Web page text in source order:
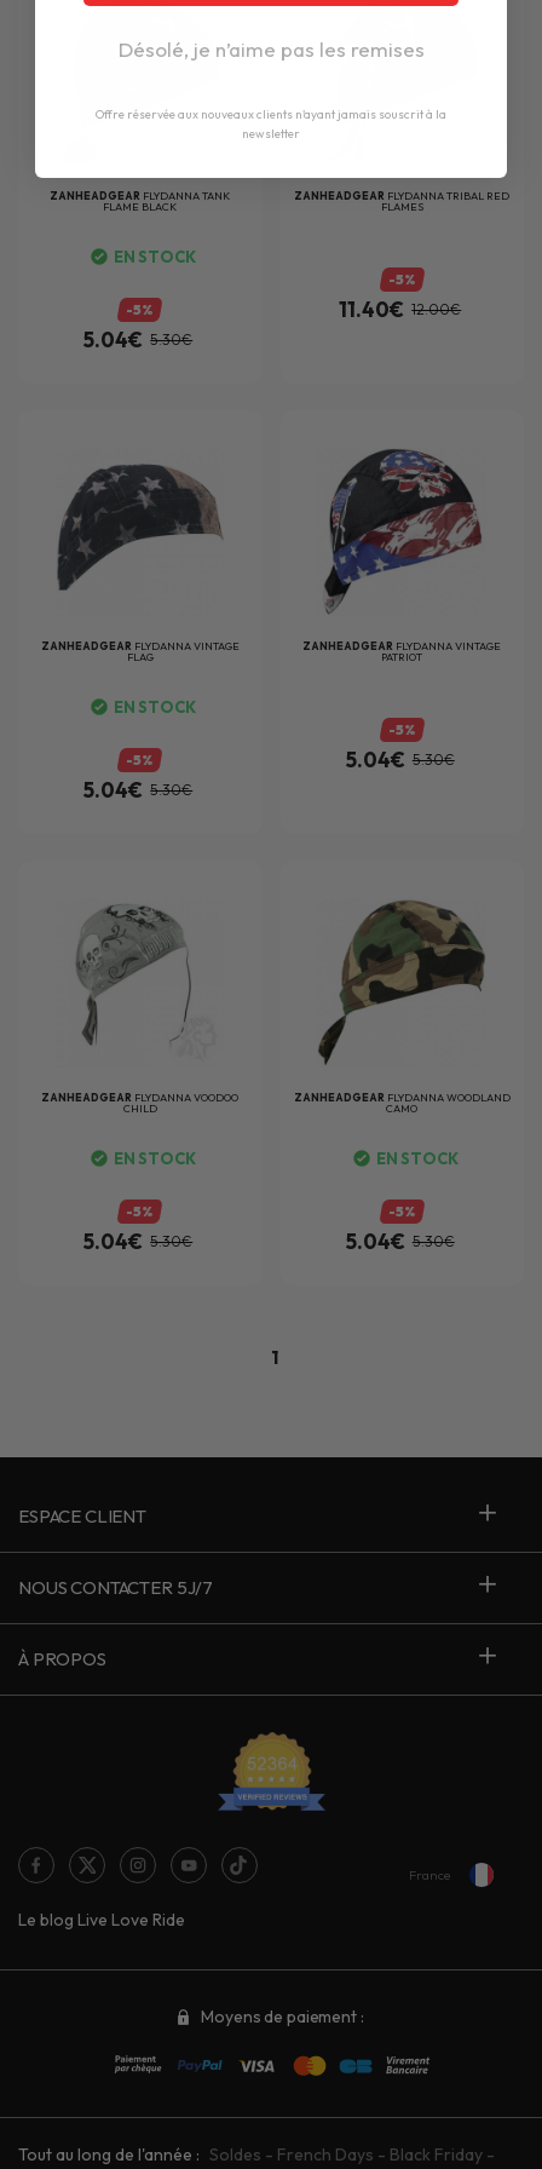
ZANHEADGEAR FLYDANNA TANK
FLAME BLACK
EN STOCK
-5%
5.04€ 5.30€
ZANHEADGEAR FLYDANNA TRIBAL RED
FLAMES
-5%
11.40€ 12.00€
ZANHEADGEAR FLYDANNA VINTAGE
FLAG
EN STOCK
-5%
5.04€ 5.30€
ZANHEADGEAR FLYDANNA VINTAGE
PATRIOT
-5%
5.04€ 5.30€
ZANHEADGEAR FLYDANNA VOODOO
CHILD
EN STOCK
-5%
5.04€ 5.30€
ZANHEADGEAR FLYDANNA WOODLAND
CAMO
EN STOCK
-5%
5.04€ 5.30€
1
ESPACE CLIENT
NOUS CONTACTER 5J/7
À PROPOS
Le blog Live Love Ride
France
Moyens de paiement :
Tout au long de l'année : Soldes - French Days - Black Friday -
Désolé, je n’aime pas les remises
Offre réservée aux nouveaux clients n'ayant jamais souscrit à la
newsletter